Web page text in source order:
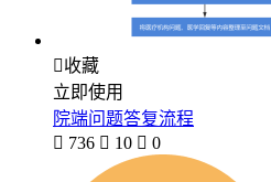
收藏
立即使用
院端问题答复流程
 736  10  0